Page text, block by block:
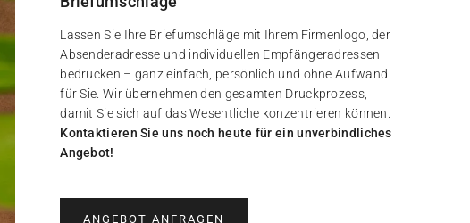
Lassen Sie Ihre Briefumschläge mit Ihrem Firmenlogo, der
Absenderadresse und individuellen Empfängeradressen
bedrucken – ganz einfach, persönlich und ohne Aufwand
für Sie. Wir übernehmen den gesamten Druckprozess,
damit Sie sich auf das Wesentliche konzentrieren können.
Kontaktieren Sie uns noch heute für ein unverbindliches
Angebot!
ANGEBOT ANFRAGEN